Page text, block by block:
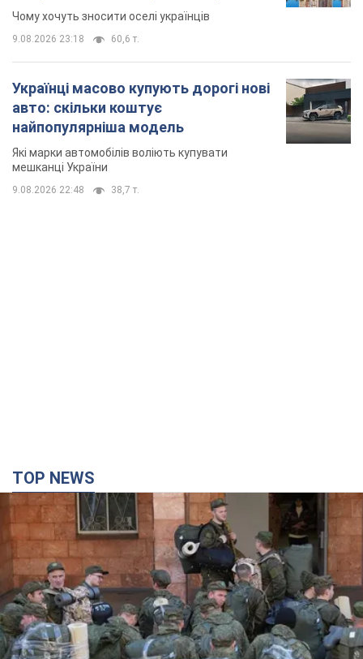
знесення будинків
Чому хочуть зносити оселі українців
9.08.2026 23:18 60,6 т.
Українці масово купують дорогі нові
авто: скільки коштує
найпопулярніша модель
Які марки автомобілів воліють купувати
мешканці України
9.08.2026 22:48 38,7 т.
TOP NEWS